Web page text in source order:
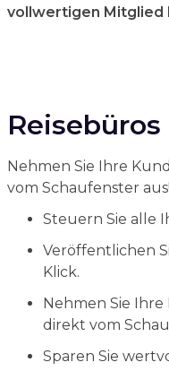
vollwertigen Mitglied
Reisebüros
Nehmen Sie Ihre
vom Schaufenster aus!
Steuern Sie alle
Veröffentlichen
Klick.
Nehmen Sie Ihre
direkt vom
Sparen Sie